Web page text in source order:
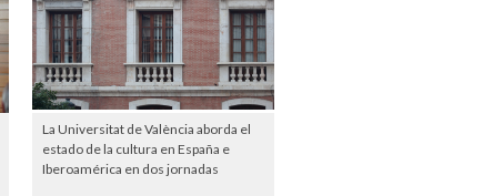
La Universitat de València aborda el
estado de la cultura en España e
Iberoamérica en dos jornadas